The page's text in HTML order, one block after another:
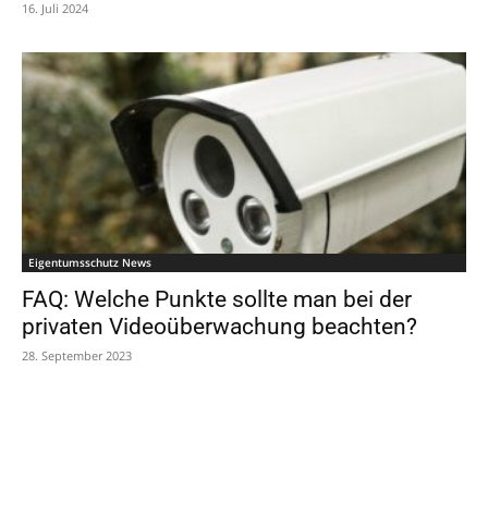
16. Juli 2024
Eigentumsschutz News
FAQ: Welche Punkte sollte man bei der
privaten Videoüberwachung beachten?
28. September 2023